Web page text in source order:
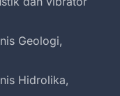
Geologi,
Hidrolika,